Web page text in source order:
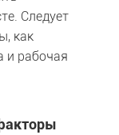
Следует
как
и рабочая